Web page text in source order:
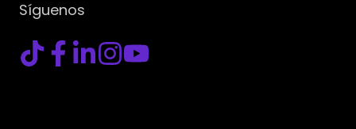
Síguenos